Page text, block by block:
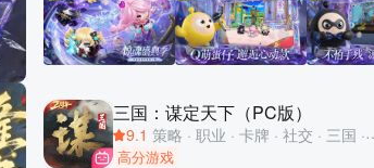
三国：谋定天下（PC版）
9.1 策略 · 职业 · 卡牌 · 社交 · 三国 ·
高分游戏